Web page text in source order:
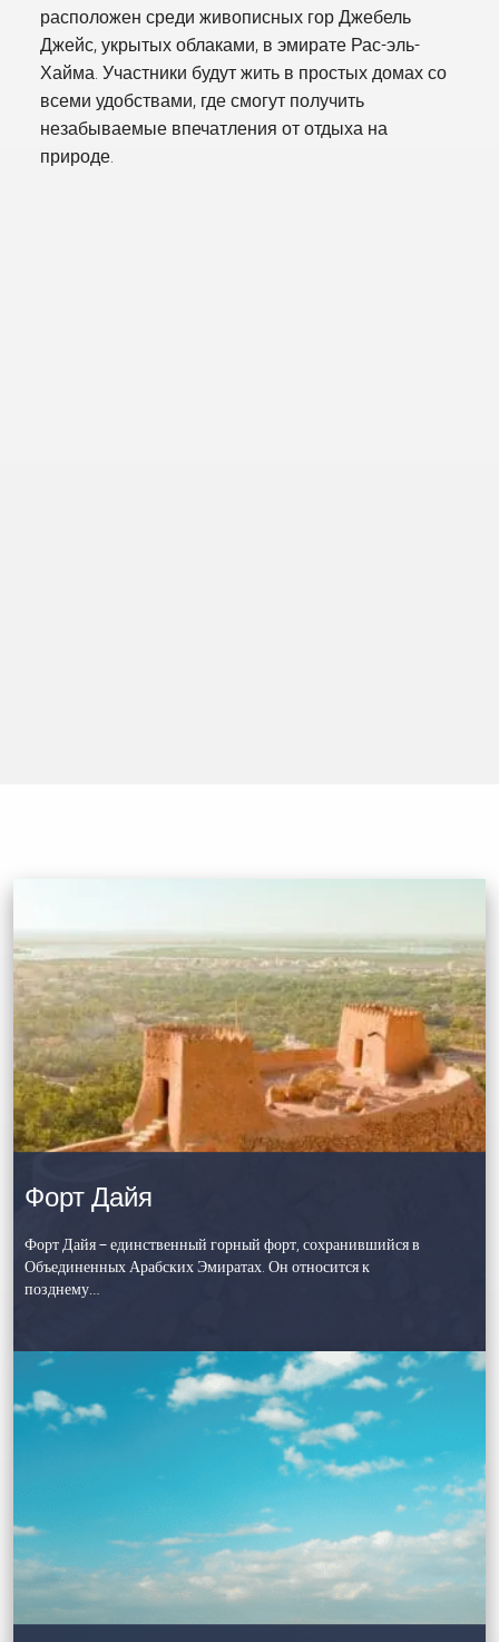
расположен среди живописных гор Джебель
Джейс, укрытых облаками, в эмирате Рас-эль-
Хайма. Участники будут жить в простых домах со
всеми удобствами, где смогут получить
незабываемые впечатления от отдыха на
природе.
Форт Дайя
Форт Дайя – единственный горный форт, сохранившийся в
Объединенных Арабских Эмиратах. Он относится к
позднему…